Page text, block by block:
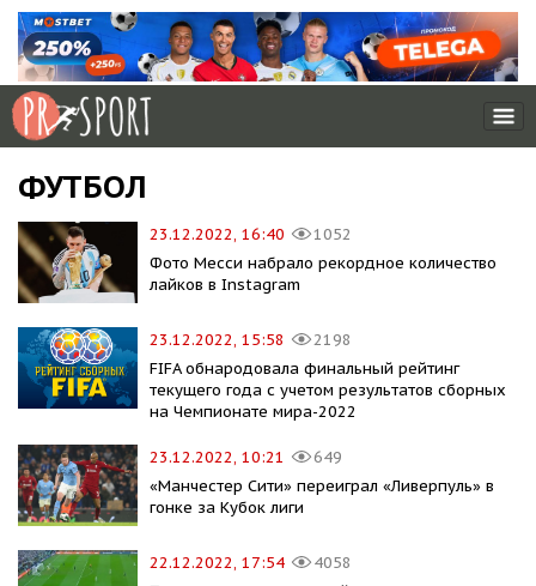
ФУТБОЛ
23.12.2022, 16:40
1052
Фото Месси набрало рекордное количество
лайков в Instagram
23.12.2022, 15:58
2198
FIFA обнародовала финальный рейтинг
текущего года с учетом результатов сборных
на Чемпионате мира-2022
23.12.2022, 10:21
649
«Манчестер Сити» переиграл «Ливерпуль» в
гонке за Кубок лиги
22.12.2022, 17:54
4058